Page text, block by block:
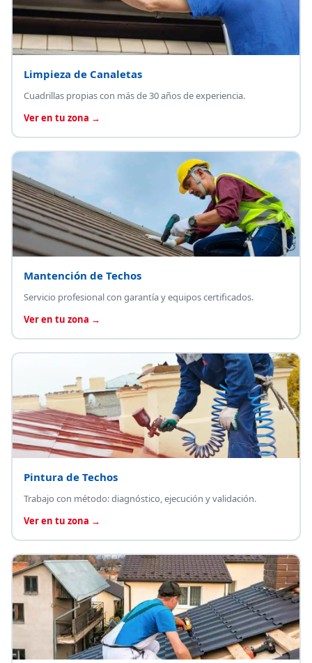
Limpieza de Canaletas
Cuadrillas propias con más de 30 años de experiencia.
Ver en tu zona →
Mantención de Techos
Servicio profesional con garantía y equipos certificados.
Ver en tu zona →
Pintura de Techos
Trabajo con método: diagnóstico, ejecución y validación.
Ver en tu zona →